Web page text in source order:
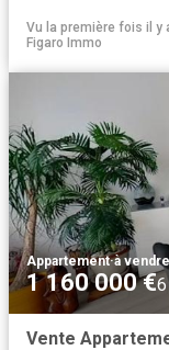
Vu la première fois il y
Figaro Immo
Appartement·à vendre
1 160 000 €